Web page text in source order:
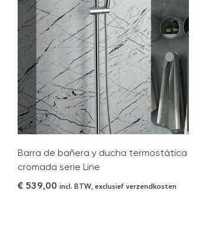
Barra de bañera y ducha termostática
cromada serie Line
€ 539,00 incl. BTW, exclusief verzendkosten